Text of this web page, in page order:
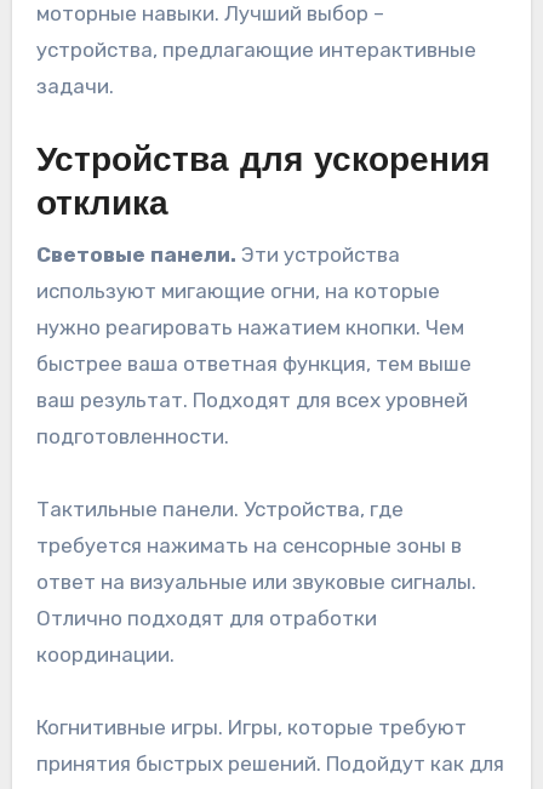
моторные навыки. Лучший выбор –
устройства, предлагающие интерактивные
задачи.
Устройства для ускорения
отклика
Световые панели. Эти устройства
используют мигающие огни, на которые
нужно реагировать нажатием кнопки. Чем
быстрее ваша ответная функция, тем выше
ваш результат. Подходят для всех уровней
подготовленности.
Тактильные панели. Устройства, где
требуется нажимать на сенсорные зоны в
ответ на визуальные или звуковые сигналы.
Отлично подходят для отработки
координации.
Когнитивные игры. Игры, которые требуют
принятия быстрых решений. Подойдут как для